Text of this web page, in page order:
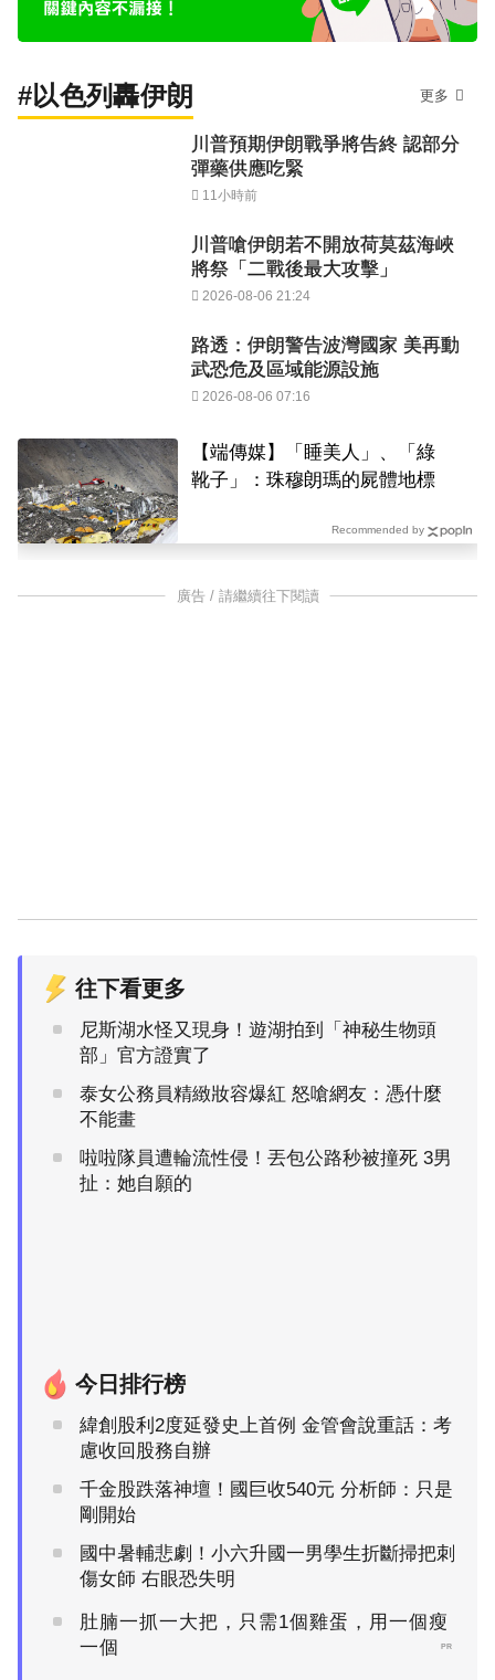
#以色列轟伊朗 更多
川普預期伊朗戰爭將告終 認部分
彈藥供應吃緊
11小時前
川普嗆伊朗若不開放荷莫茲海峽
將祭「二戰後最大攻擊」
2026-08-06 21:24
路透：伊朗警告波灣國家 美再動
武恐危及區域能源設施
2026-08-06 07:16
【端傳媒】「睡美人」、「綠
靴子」：珠穆朗瑪的屍體地標
Recommended by
廣告 / 請繼續往下閱讀
往下看更多
尼斯湖水怪又現身！遊湖拍到「神秘生物頭
部」官方證實了
泰女公務員精緻妝容爆紅 怒嗆網友：憑什麼
不能畫
啦啦隊員遭輪流性侵！丟包公路秒被撞死 3男
扯：她自願的
今日排行榜
緯創股利2度延發史上首例 金管會說重話：考
慮收回股務自辦
千金股跌落神壇！國巨收540元 分析師：只是
剛開始
國中暑輔悲劇！小六升國一男學生折斷掃把刺
傷女師 右眼恐失明
肚腩一抓一大把，只需1個雞蛋，用一個瘦
一個
PR